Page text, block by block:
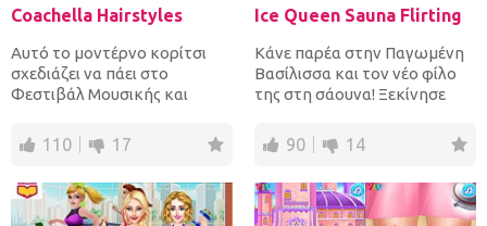
Coachella Hairstyles
Αυτό το μοντέρνο κορίτσι
σχεδιάζει να πάει στο
Φεστιβάλ Μουσικής και
στα...110 17
Ice Queen Sauna Flirting
Κάνε παρέα στην Παγωμένη
Βασίλισσα και τον νέο φίλο
της στη σάουνα! Ξεκίνησε
90 14